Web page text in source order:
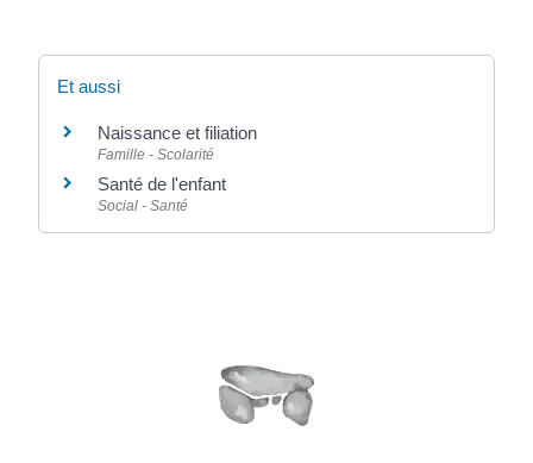
Et aussi
Naissance et filiation
Famille - Scolarité
Santé de l'enfant
Social - Santé